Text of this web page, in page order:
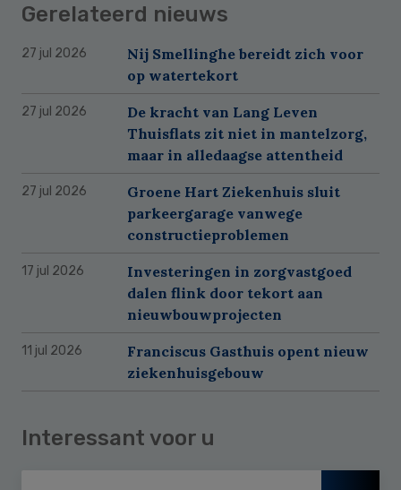
Gerelateerd nieuws
27 jul 2026
Nij Smellinghe bereidt zich voor
op watertekort
27 jul 2026
De kracht van Lang Leven
Thuisflats zit niet in mantelzorg,
maar in alledaagse attentheid
27 jul 2026
Groene Hart Ziekenhuis sluit
parkeergarage vanwege
constructieproblemen
17 jul 2026
Investeringen in zorgvastgoed
dalen flink door tekort aan
nieuwbouwprojecten
11 jul 2026
Franciscus Gasthuis opent nieuw
ziekenhuisgebouw
Interessant voor u